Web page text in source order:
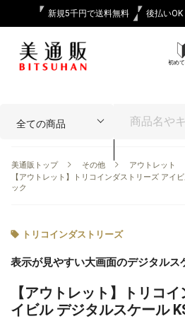
新規5千円で送料無料 後払いOK
初め
美通販トップ その他
アウトレット
【アウトレット】トリコインダストリーズ アイ
ック
トリコインダストリーズ
表示が見やすい大画面のデジタルス
【アウトレット】トリコ
イビル デジタルスケール